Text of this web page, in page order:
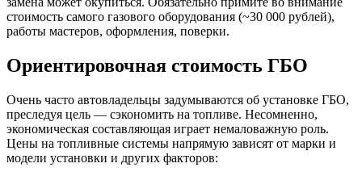
стоимость самого газового оборудования (~30 000 рублей),
работы мастеров, оформления, поверки.
Ориентировочная стоимость ГБО
Очень часто автовладельцы задумываются об установке ГБО,
преследуя цель — сэкономить на топливе. Несомненно,
экономическая составляющая играет немаловажную роль.
Цены на топливные системы напрямую зависят от марки и
модели установки и других факторов: